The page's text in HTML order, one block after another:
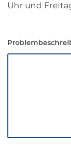
Uhr und